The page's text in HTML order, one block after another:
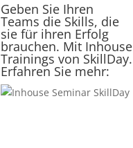
Geben Sie Ihren
Teams die Skills, die
sie für ihren Erfolg
brauchen. Mit Inhouse
Trainings von SkillDay.
Erfahren Sie mehr: